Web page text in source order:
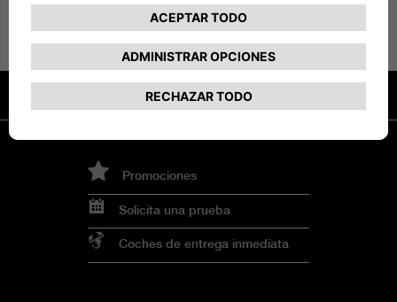
Promociones
Solicita una prueba
Coches de entrega inmediata